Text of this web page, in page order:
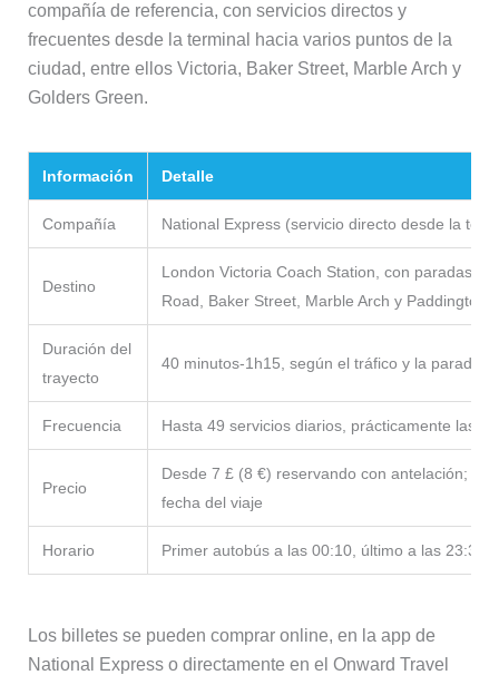
compañía de referencia, con servicios directos y
frecuentes desde la terminal hacia varios puntos de la
ciudad, entre ellos Victoria, Baker Street, Marble Arch y
Golders Green.
Información Detalle
Compañía National Express (servicio directo desde la
Destino
London Victoria Coach Station, con paradas
Road, Baker Street, Marble Arch y Paddington,
Duración del
trayecto
40 minutos-1h15, según el tráfico y la parada
Frecuencia Hasta 49 servicios diarios, prácticamente las
Precio
Desde 7 £ (8 €) reservando con antelación;
fecha del viaje
Horario Primer autobús a las 00:10, último a las 23:35
Los billetes se pueden comprar online, en la app de
National Express o directamente en el Onward Travel